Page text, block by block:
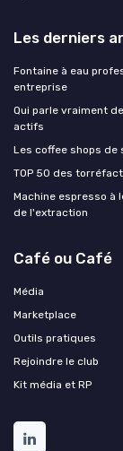
Les derniers
Fontaine à eau
entreprise
Qui parle vraiment
actifs
Les coffee shops de
TOP 50 des
Machine espresso à
de l'extraction
Café ou Café
Média
Marketplace
Outils pratiques
Rejoindre le club
Kit média et RP